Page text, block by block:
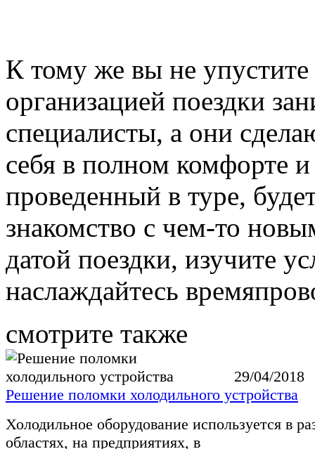
К тому же вы не упустите
организацией поездки
специалисты, а они
себя в полном комфорте
проведенный в туре,
знакомство с чем-то
датой поездки, изучите
наслаждайтесь
смотрите также
29/04/2018
Решение поломки холодильного устройства
Холодильное оборудование используется в
областях, на предприятиях, в